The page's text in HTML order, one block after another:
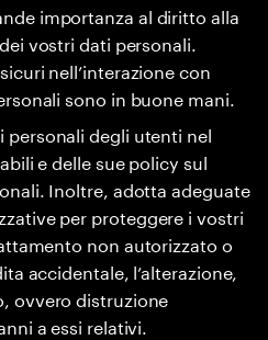
importanza al diritto alla
vostri dati personali.
nell’interazione con
sono in buone mani.
degli utenti nel
e delle sue policy sul
Inoltre, adotta adeguate
per proteggere i vostri
non autorizzato o
accidentale, l’alterazione,
ovvero distruzione
a essi relativi.